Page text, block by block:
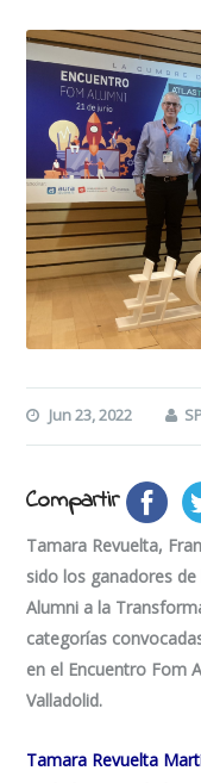
Jun 23, 2022
Compartir
Tamara Revuelta,
sido los ganadores
Alumni a la
categorías
en el Encuentro Fom
Valladolid.
Tamara Revuelta